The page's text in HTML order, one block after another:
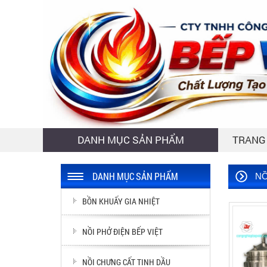
DANH MỤC SẢN PHẨM
DANH MỤC SẢN PHẨM
BỒN KHUẤY GIA NHIỆT
NỒI PHỞ ĐIỆN BẾP VIỆT
NỒI CHƯNG CẤT TINH DẦU